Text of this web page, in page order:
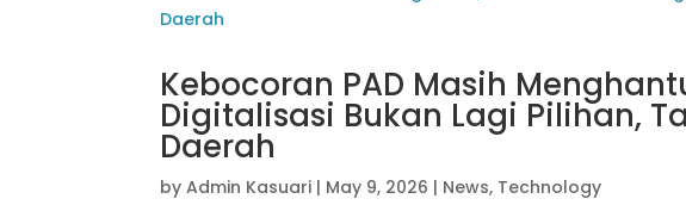
Kebocoran PAD Masih
Digitalisasi Bukan Lagi Pilihan,
Daerah
byAdmin Kasuari | May 9, 2026 | News, Technology